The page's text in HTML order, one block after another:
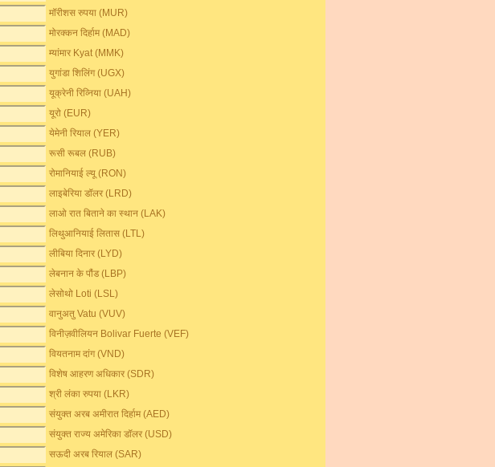
मॉरीशस रुपया (MUR)
मोरक्कन दिर्हाम (MAD)
म्यांमार Kyat (MMK)
युगांडा शिलिंग (UGX)
यूक्रेनी रिव्निया (UAH)
यूरो (EUR)
येमेनी रियाल (YER)
रूसी रूबल (RUB)
रोमानियाई ल्यू (RON)
लाइबेरिया डॉलर (LRD)
लाओ रात बिताने का स्थान (LAK)
लिथुआनियाई लितास (LTL)
लीबिया दिनार (LYD)
लेबनान के पौंड (LBP)
लेसोथो Loti (LSL)
वानुअतु Vatu (VUV)
विनीज़वीलियन Bolivar Fuerte (VEF)
वियतनाम दांग (VND)
विशेष आहरण अधिकार (SDR)
श्री लंका रुपया (LKR)
संयुक्त अरब अमीरात दिर्हाम (AED)
संयुक्त राज्य अमेरिका डॉलर (USD)
सऊदी अरब रियाल (SAR)